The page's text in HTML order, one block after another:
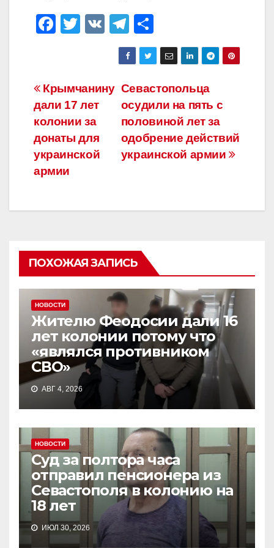
F
e
b
o
o
k
T
er
V
T
el
e
gr
a
m
тп
р
а
в
и
ть
Навигация
по
записям
Севастопольца
осудили на пять с
половиной лет за
одобрение действий
украинской армии
Крымчанину
дали 17 лет
колонии за
донаты для
украинской
армии
ПОХОЖАЯ ЗАПИСЬ
НОВОСТИ
Жителю Феодосии дали 16
лет колонии потому что
«являлся противником
СВО»
АВГ 4, 2026
НОВОСТИ
Суд за полтора часа
отправил пенсионера из
Севастополя в колонию на
18 лет
ИЮЛ 30, 2026